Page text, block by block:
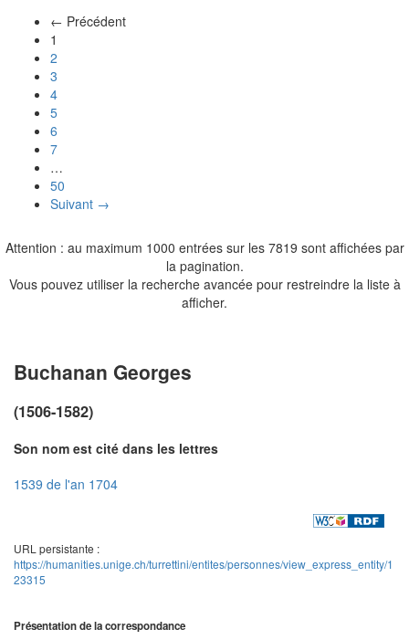
← Précédent
1
2
3
4
5
6
7
…
50
Suivant →
Attention : au maximum 1000 entrées sur les 7819 sont affichées par
la pagination.
Vous pouvez utiliser la recherche avancée pour restreindre la liste à
afficher.
Buchanan Georges
(1506-1582)
Son nom est cité dans les lettres
1539 de l'an 1704
URL persistante :
https://humanities.unige.ch/turrettini/entites/personnes/view_express_entity/1
23315
Présentation de la correspondance